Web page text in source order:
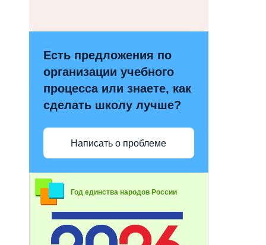
Есть предложения по
организации учебного
процесса или знаете, как
сделать школу лучше?
Написать о проблеме
Год единства народов России